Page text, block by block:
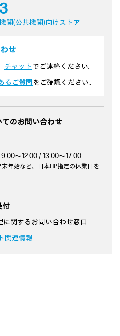
関(公共機関)向けストア
せ
チャットでご連絡ください。
るご質問 をご確認ください。
のお問い合わせ
～12:00 / 13:00～17:00
末年始など、日本HP指定の休業日を
付
関するお問い合わせ窓口
関連情報